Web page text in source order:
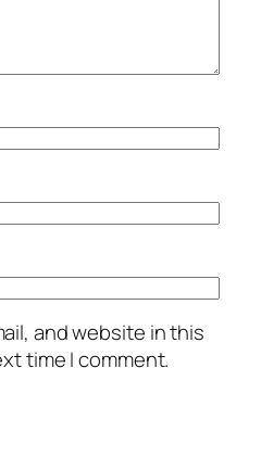
and website in this
time I comment.